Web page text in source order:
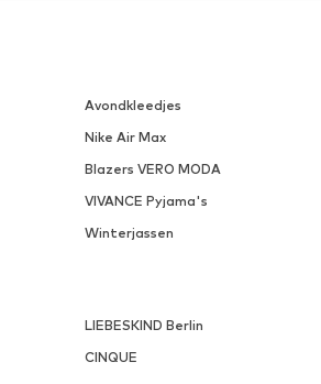
Avondkleedjes
Nike Air Max
Blazers VERO MODA
VIVANCE Pyjama's
Winterjassen
LIEBESKIND Berlin
CINQUE